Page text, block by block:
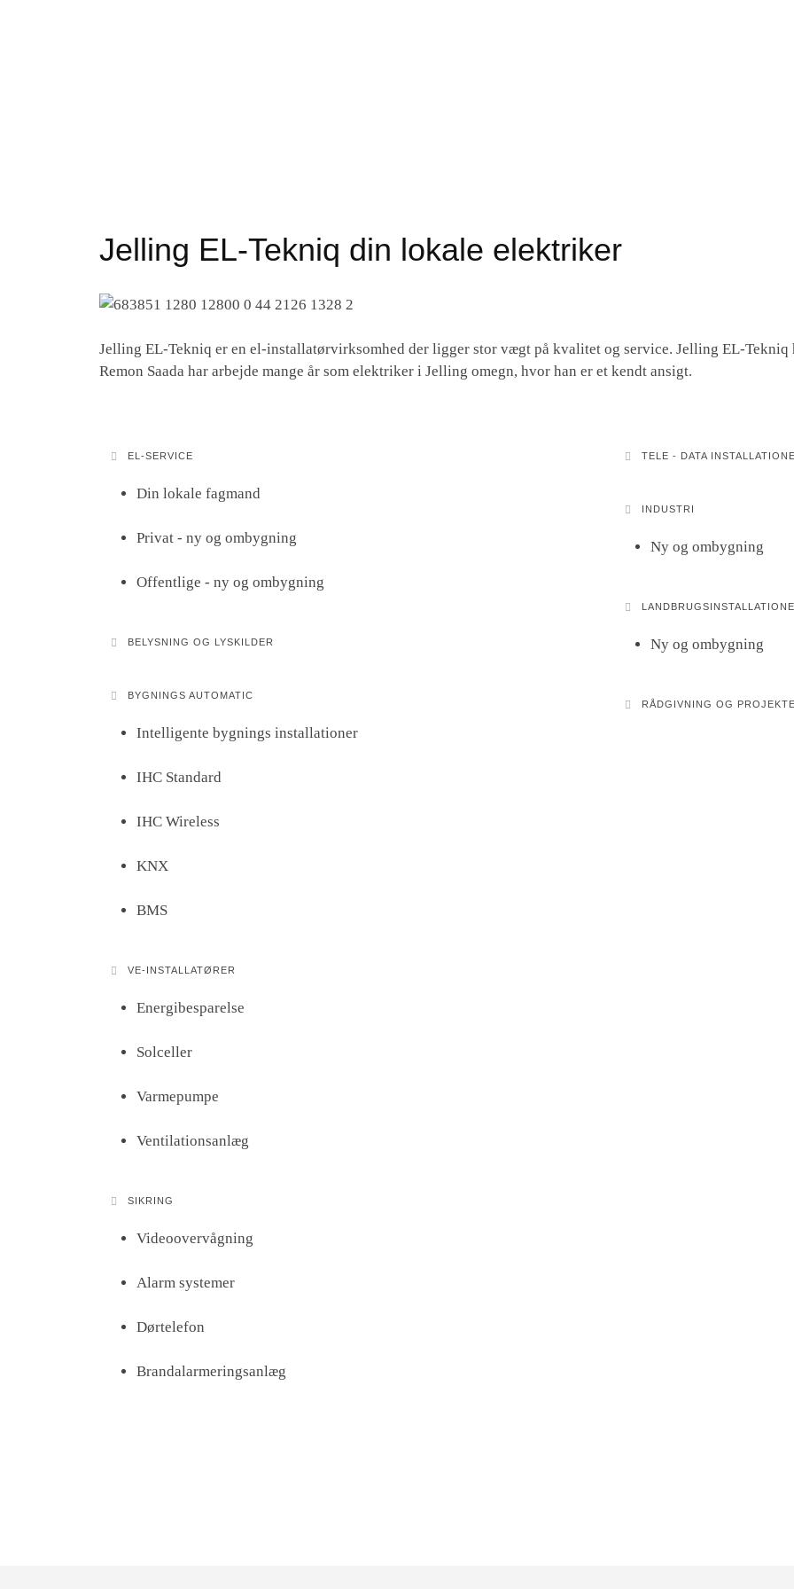
Jelling EL-Tekniq din lokale elektriker
Jelling EL-Tekniq er en el-installatørvirksomhed der ligger stor vægt på kvalitet og service. Jelling EL-
Remon Saada har arbejde mange år som elektriker i Jelling omegn, hvor han er et kendt ansigt.
EL-SERVICE
Din lokale fagmand
Privat - ny og ombygning
Offentlige - ny og ombygning
BELYSNING OG LYSKILDER
BYGNINGS AUTOMATIC
Intelligente bygnings installationer
IHC Standard
IHC Wireless
KNX
BMS
VE-INSTALLATØRER
Energibesparelse
Solceller
Varmepumpe
Ventilationsanlæg
SIKRING
Videoovervågning
Alarm systemer
Dørtelefon
Brandalarmeringsanlæg
TELE - DATA
INDUSTRI
Ny og ombygning
Ny og ombygning
RÅDGIVNING OG